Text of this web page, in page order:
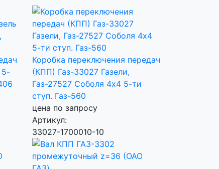
5-
Коробка переключения передач
(КПП) Газ-33027 Газели,
Газ-27527 Соболя 4х4 5-ти
ступ. Газ-560
цена по запросу
Артикул:
33027-1700010-10